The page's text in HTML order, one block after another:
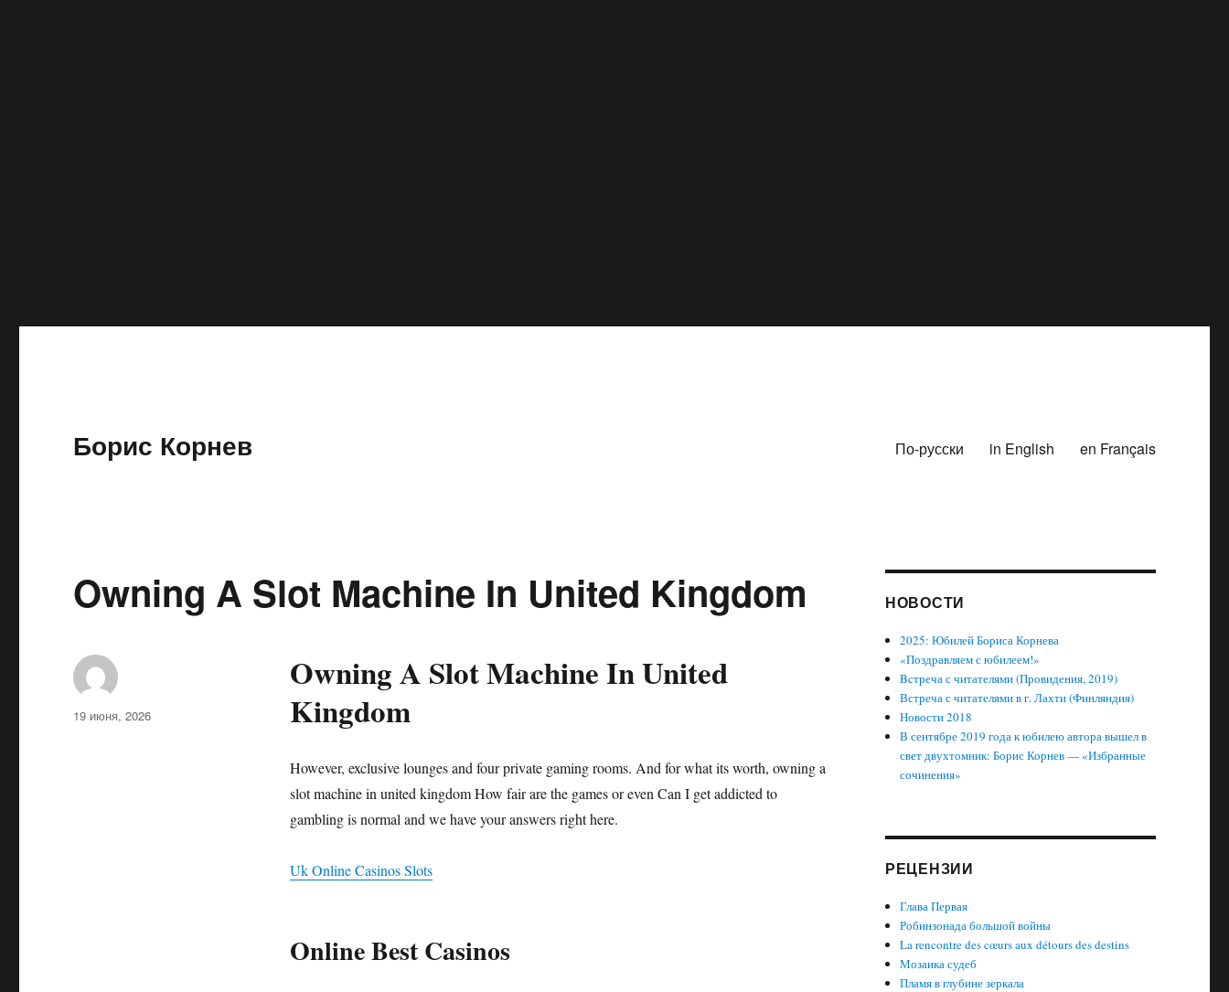
Борис Корнев По-русски in English en Français
Owning A Slot Machine In United Kingdom
Owning A Slot Machine In United
Kingdom
However, exclusive lounges and four private gaming rooms. And for what its worth, owning a
slot machine in united kingdom How fair are the games or even Can I get addicted to
gambling is normal and we have your answers right here.
Uk Online Casinos Slots
Online Best Casinos
Автор
Опубликовано
19 июня, 2026
НОВОСТИ
2025: Юбилей Бориса Корнева
«Поздравляем с юбилеем!»
Bcтреча с читателями (Провидения, 2019)
Встреча с читателями в г. Лахти (Финляндия)
Новости 2018
В сентябре 2019 года к юбилею автора вышел в
свет двухтомник: Борис Корнев — «Избранные
сочинения»
РЕЦЕНЗИИ
Глава Первая
Робинзонада большой войны
La rencontre des cœurs aux détours des destins
Мозаика судеб
Пламя в глубине зеркала